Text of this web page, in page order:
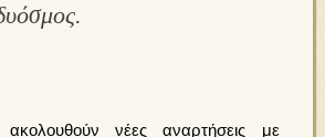
νέες αναρτήσεις με